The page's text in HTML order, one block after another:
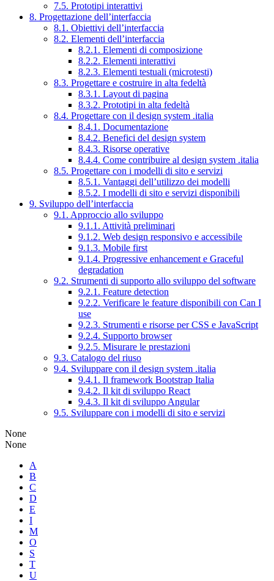
7.5. Prototipi interattivi
8. Progettazione dell’interfaccia
8.1. Obiettivi dell’interfaccia
8.2. Elementi dell’interfaccia
8.2.1. Elementi di composizione
8.2.2. Elementi interattivi
8.2.3. Elementi testuali (microtesti)
8.3. Progettare e costruire in alta fedeltà
8.3.1. Layout di pagina
8.3.2. Prototipi in alta fedeltà
8.4. Progettare con il design system .italia
8.4.1. Documentazione
8.4.2. Benefici del design system
8.4.3. Risorse operative
8.4.4. Come contribuire al design system .italia
8.5. Progettare con i modelli di sito e servizi
8.5.1. Vantaggi dell’utilizzo dei modelli
8.5.2. I modelli di sito e servizi disponibili
9. Sviluppo dell’interfaccia
9.1. Approccio allo sviluppo
9.1.1. Attività preliminari
9.1.2. Web design responsivo e accessibile
9.1.3. Mobile first
9.1.4. Progressive enhancement e Graceful
degradation
9.2. Strumenti di supporto allo sviluppo del software
9.2.1. Feature detection
9.2.2. Verificare le feature disponibili con Can I
use
9.2.3. Strumenti e risorse per CSS e JavaScript
9.2.4. Supporto browser
9.2.5. Misurare le prestazioni
9.3. Catalogo del riuso
9.4. Sviluppare con il design system .italia
9.4.1. Il framework Bootstrap Italia
9.4.2. Il kit di sviluppo React
9.4.3. Il kit di sviluppo Angular
9.5. Sviluppare con i modelli di sito e servizi
None
None
A
B
C
D
E
I
M
O
S
T
U